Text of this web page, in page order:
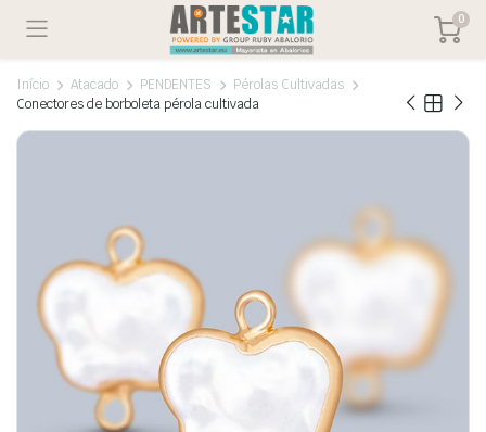
0
Início Atacado PENDENTES
Pérolas Cultivadas
Conectores de borboleta pérola cultivada